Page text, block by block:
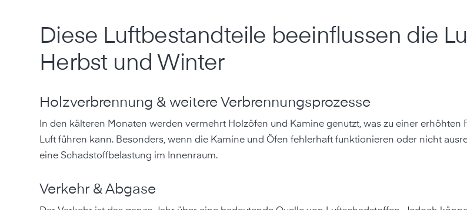
Diese Luftbestandteile beeinflussen die
Herbst und Winter
Holzverbrennung & weitere Verbrennungsprozesse
In den kälteren Monaten werden vermehrt Holzöfen und Kamine genutzt, was zu einer erhöhten
Luft führen kann. Besonders, wenn die Kamine und Öfen fehlerhaft funktionieren oder nicht
eine Schadstoffbelastung im Innenraum.
Verkehr & Abgase